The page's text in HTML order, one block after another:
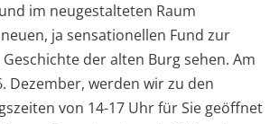
im neugestalteten Raum
ja sensationellen Fund zur
der alten Burg sehen. Am
Dezember, werden wir zu den
von 14-17 Uhr für Sie geöffnet